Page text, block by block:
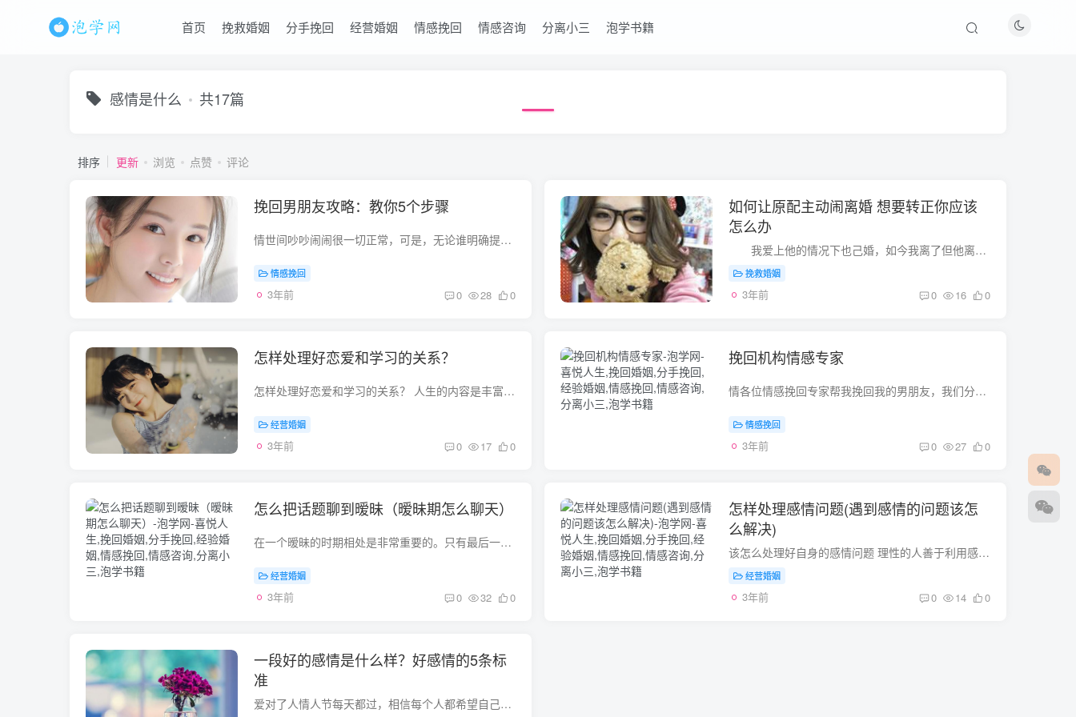
首页 挽救婚姻 分手挽回 经营婚姻 情感挽回 情感咨询 分离小三 泡学书籍
感情是什么 共17篇
排序 更新 浏览 点赞 评论
挽回男朋友攻略：教你5个步骤
情世间吵吵闹闹很一切正常，可是，无论谁明确提出来的提出分手，要想再复合型却并不易。有效挽回的话有哪些？尤其是女性非常非常容易后悔莫及，分手之后又想找到男友。如何挽回男朋友？如何挽回...
情感挽回
3年前 0 28 0
如何让原配主动闹离婚 想要转正你应该
怎么办
我爱上他的情况下也己婚，如今我离了但他离不了，现在我想问的是，怎么让正室积极闹离异，我不愿意自身白费投入，终究我的时间也比较有限，我不愿意一直承受唾骂。 以前...
挽救婚姻
3年前 0 16 0
怎样处理好恋爱和学习的关系？
怎样处理好恋爱和学习的关系？ 人生的内容是丰富多彩的，爱与事业是其中最重要的分，在历史长河中，爱沿着不同的轨道前进，有的缠绵于小家庭的轴心，成为爱的囚徒，有的化入事业中，使爱在事业...
经营婚姻
3年前 0 17 0
挽回机构情感专家
情各位情感挽回专家帮我挽回我的男朋友，我们分手一个月了。 作为一家专业的情感挽回机构，知情情感挽回致力于情感挽回，情感咨询。放平心态，接受分手的事实很多女生在分手之后，无法承受得住...
情感挽回
3年前 0 27 0
怎么把话题聊到暧昧（暧昧期怎么聊天）
在一个暧昧的时期相处是非常重要的。只有最后一步才能发展成恋人关系。但是对于单身男女来说，往往有很多感情在这一步先死，所以在暧昧期也要注意如何维系感情，保持感情升温。暧昧期如何聊天如...
经营婚姻
3年前 0 32 0
怎样处理感情问题(遇到感情的问题该怎
么解决)
该怎么处理好自身的感情问题 理性的人善于利用感情，感性的人善于受感情的支配，但感性的人有着更丰富的感情。说实话，自己也经常问类似的问题，但很快就会忘记，因为我相信给与他人真正的情感...
经营婚姻
3年前 0 14 0
一段好的感情是什么样？好感情的5条标
准
爱对了人情人节每天都过，相信每个人都希望自己的爱人是那个对的人，那该怎么判断自己的感情是不是一段好的感情呢下面，一起来了解一下好感情的5条标准吧。一、门当户对这四个字看起来老套，却...